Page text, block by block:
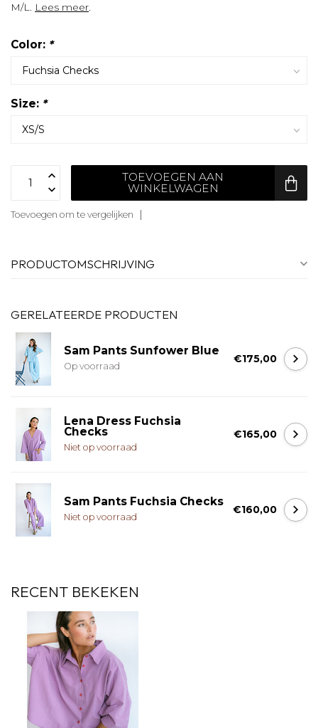
M/L. Lees meer.
Color: *
Size: *
TOEVOEGEN AAN
WINKELWAGEN
Toevoegen om te vergelijken
PRODUCTOMSCHRIJVING
GERELATEERDE PRODUCTEN
Sam Pants Sunfower Blue
Op voorraad
€175,00
Lena Dress Fuchsia
Checks
Niet op voorraad
€165,00
Sam Pants Fuchsia Checks
Niet op voorraad
€160,00
RECENT BEKEKEN